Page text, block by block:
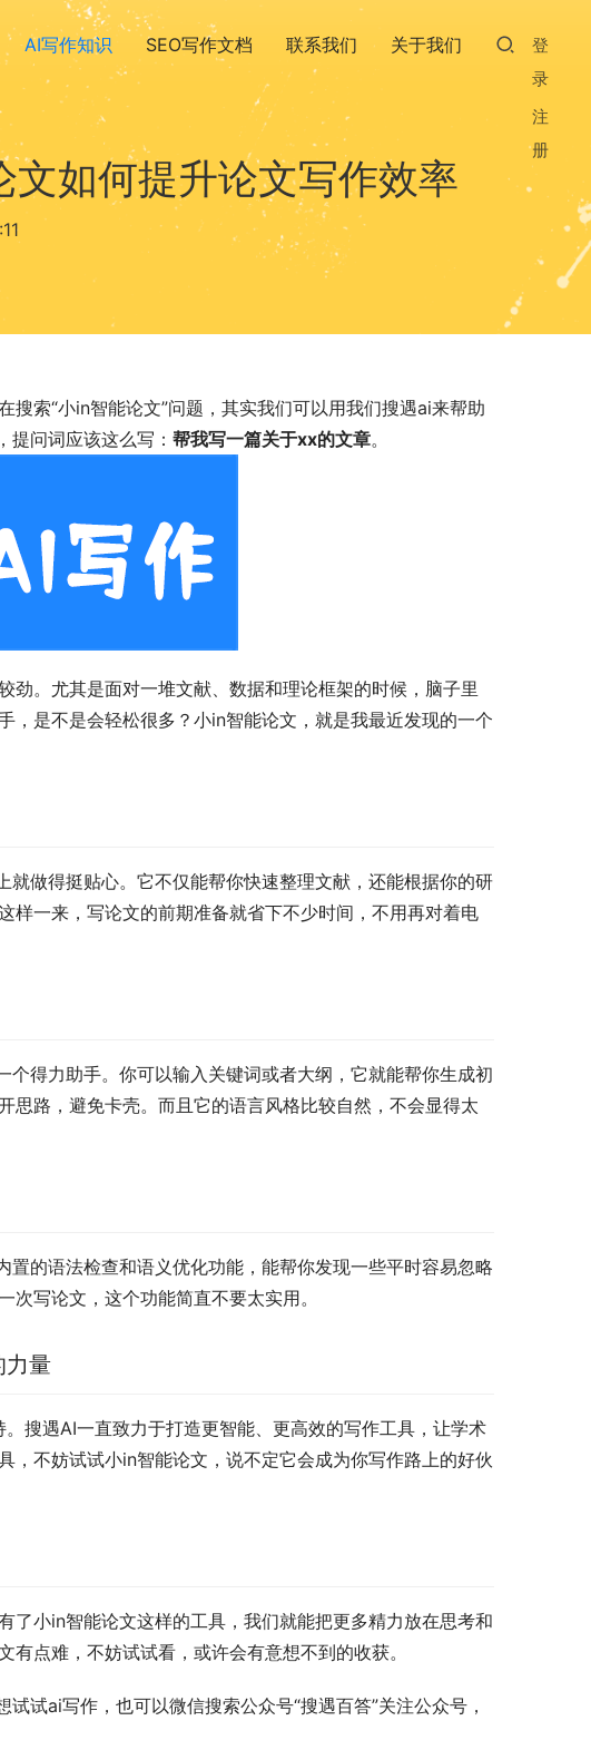
AI写作知识 SEO写作文档 联系我们 关于我们
登
录
注
册
如何提升论文写作效率
索“小in智能论文”问题，其实我们可以用我们搜遇ai来帮助
，提问词应该这么写： 帮我写一篇关于xx的文章。
劲。尤其是面对一堆文献、数据和理论框架的时候，脑子里
，是不是会轻松很多？小in智能论文，就是我最近发现的一个
做得挺贴心。它不仅能帮你快速整理文献，还能根据你的研
样一来，写论文的前期准备就省下不少时间，不用再对着电
得力助手。你可以输入关键词或者大纲，它就能帮你生成初
思路，避免卡壳。而且它的语言风格比较自然，不会显得太
的语法检查和语义优化功能，能帮你发现一些平时容易忽略
写论文，这个功能简直不要太实用。
力量
搜遇AI一直致力于打造更智能、更高效的写作工具，让学术
，不妨试试小in智能论文，说不定它会成为你写作路上的好伙
了小in智能论文这样的工具，我们就能把更多精力放在思考和
点难，不妨试试看，或许会有意想不到的收获。
试ai写作，也可以微信搜索公众号“搜遇百答”关注公众号，